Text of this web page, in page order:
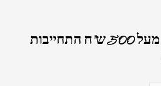
משלוח חינם בקנייה מעל 500 ש"ח התחייבות